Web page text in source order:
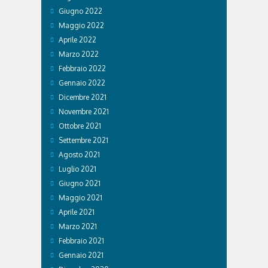
Giugno 2022
Maggio 2022
Aprile 2022
Marzo 2022
Febbraio 2022
Gennaio 2022
Dicembre 2021
Novembre 2021
Ottobre 2021
Settembre 2021
Agosto 2021
Luglio 2021
Giugno 2021
Maggio 2021
Aprile 2021
Marzo 2021
Febbraio 2021
Gennaio 2021